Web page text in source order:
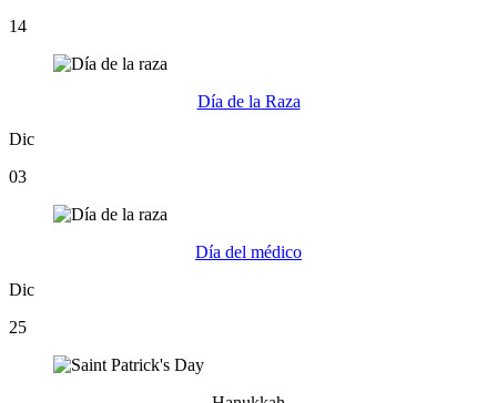
14
Día de la Raza
Dic
03
Día del médico
Dic
25